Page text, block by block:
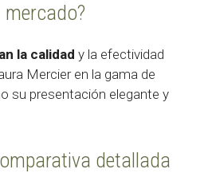
mercado?
la calidad y la efectividad
Mercier en la gama de
su presentación elegante y
detallada